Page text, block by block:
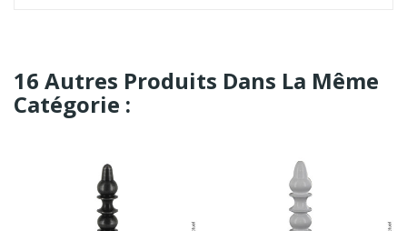
16 Autres Produits Dans La Même
Catégorie :